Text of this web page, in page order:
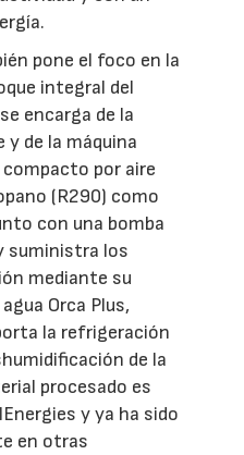
pone el foco en la
integral del
encarga de la
de la máquina
por aire
(R290) como
con una bomba
suministra los
mediante su
Orca Plus,
la refrigeración
de la
procesado es
y ya ha sido
en otras